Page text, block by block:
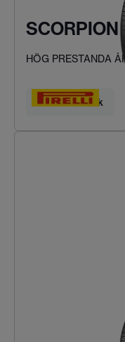
SCORPION
HÖG PRESTANDA
Hitta ditt däck